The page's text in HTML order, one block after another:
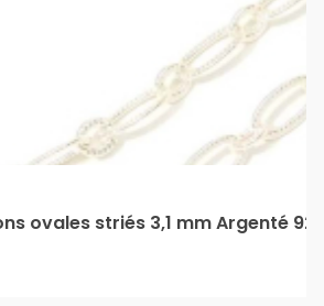
ovales striés 3,1 mm Argenté